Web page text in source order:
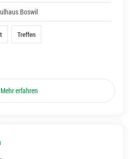
Boswil
Treffen
Mehr erfahren